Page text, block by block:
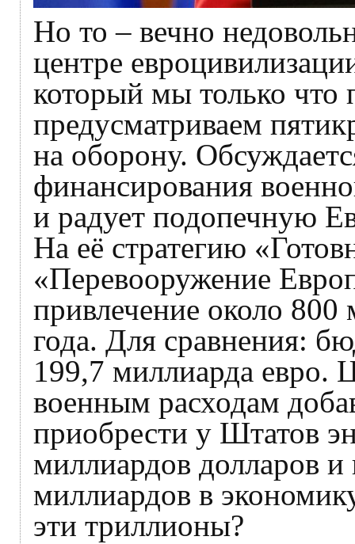
Но то – вечно
центре
который мы только
предусматриваем
на оборону.
финансирования
и радует подопечную
На её стратегию
«Перевооружение
привлечение около 800
года. Для сравнения:
199,7 миллиарда
военным расходам
приобрести у Штатов
миллиардов долларов и
миллиардов в
эти триллионы?